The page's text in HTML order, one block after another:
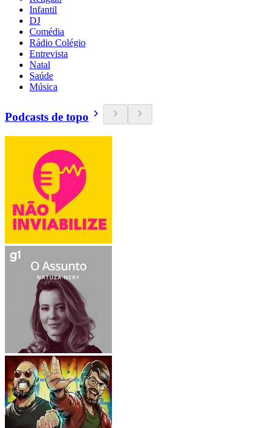
Infantil
DJ
Comédia
Rádio Colégio
Entrevista
Natal
Saúde
Música
Podcasts de topo